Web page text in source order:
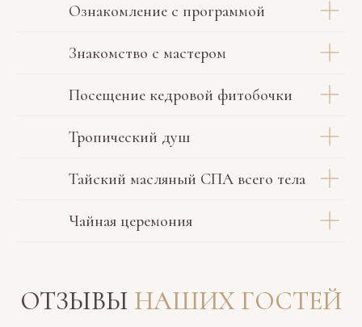
Ознакомление с программой
Знакомство с мастером
Посещение кедровой фитобочки
Тропический душ
Тайский масляный СПА всего тела
Чайная церемония
ОТЗЫВЫ НАШИХ ГОСТЕЙ